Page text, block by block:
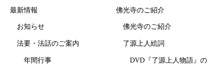
最新情報
お知らせ
法要・法話のご案内
年間行事
佛光寺のご紹介
佛光寺のご紹介
了源上人絵詞
DVD『了源上人物語』の